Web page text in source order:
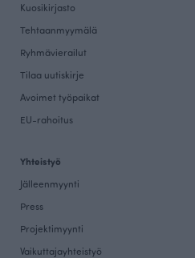
Kuosikirjasto
Tehtaanmyymälä
Ryhmävierailut
Tilaa uutiskirje
Avoimet työpaikat
EU-rahoitus
Yhteistyö
Jälleenmyynti
Press
Projektimyynti
Vaikuttajayhteistyö